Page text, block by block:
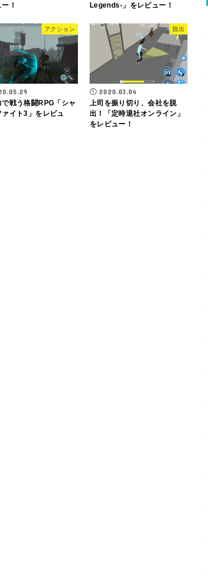
！
Legends-」をレビュー！
アクション
で戦う格闘RPG「シャ
ァイト3」をレビュ
脱出
2020.03.04
上司を振り切り、会社を脱
出！「定時退社オンライン」
をレビュー！